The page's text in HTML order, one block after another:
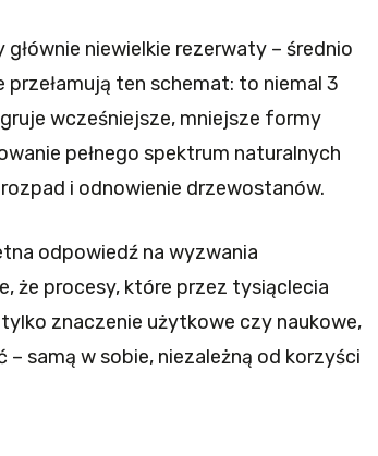
niewielkie rezerwaty – średnio
ten schemat: to niemal 3
wcześniejsze, mniejsze formy
pełnego spektrum naturalnych
i odnowienie drzewostanów.
odpowiedź na wyzwania
że procesy, które przez tysiąclecia
znaczenie użytkowe czy naukowe,
samą w sobie, niezależną od korzyści